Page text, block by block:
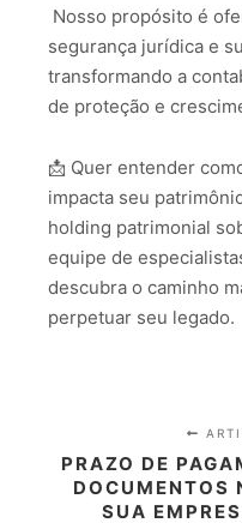
Nosso propósito é
segurança jurídica e
transformando a
de proteção e
📩 Quer entender
impacta seu
holding patrimonial
equipe de
descubra o caminho
perpetuar seu legado.
PRAZO DE
DOCUMENTOS
SUA